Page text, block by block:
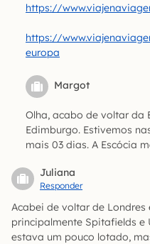
https://
https://
europa
Margot
Olha, acabo de voltar da
Edimburgo. Estivemos
mais 03 dias. A Escócia
Juliana
Responder
Acabei de voltar de Londres
principalmente Spitafields e
estava um pouco lotado,